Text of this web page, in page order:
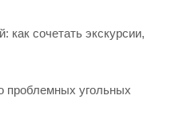
как сочетать экскурсии,
проблемных угольных